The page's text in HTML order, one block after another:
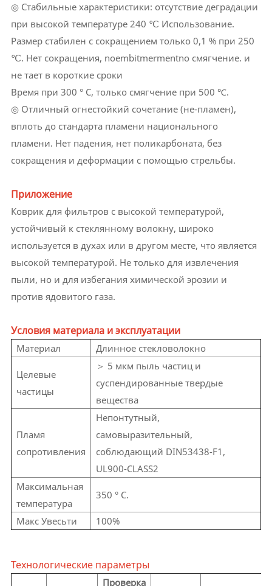
◎ Стабильные характеристики: отсутствие деградации
при высокой температуре 240 ℃ Использование.
Размер стабилен с сокращением только 0,1 % при 250
℃. Нет сокращения, noembitmermentno смягчение. и
не тает в короткие сроки
Время при 300 ° С, только смягчение при 500 ℃.
◎ Отличный огнестойкий сочетание (не-пламен),
вплоть до стандарта пламени национального
пламени. Нет падения, нет поликарбоната, без
сокращения и деформации с помощью стрельбы.
Приложение
Коврик для фильтров с высокой температурой,
устойчивый к стеклянному волокну, широко
используется в духах или в другом месте, что является
высокой температурой. Не только для извлечения
пыли, но и для избегания химической эрозии и
против ядовитого газа.
Условия материала и эксплуатации
Материал Длинное стекловолокно
Целевые
частицы
＞ 5 мкм пыль частиц и
суспендированные твердые
вещества
Пламя
сопротивления
Непонтутный,
самовыразительный,
соблюдающий DIN53438-F1,
UL900-CLASS2
Максимальная
температура
350 ° C.
Макс Увесьти 100%
Технологические параметры
Проверка